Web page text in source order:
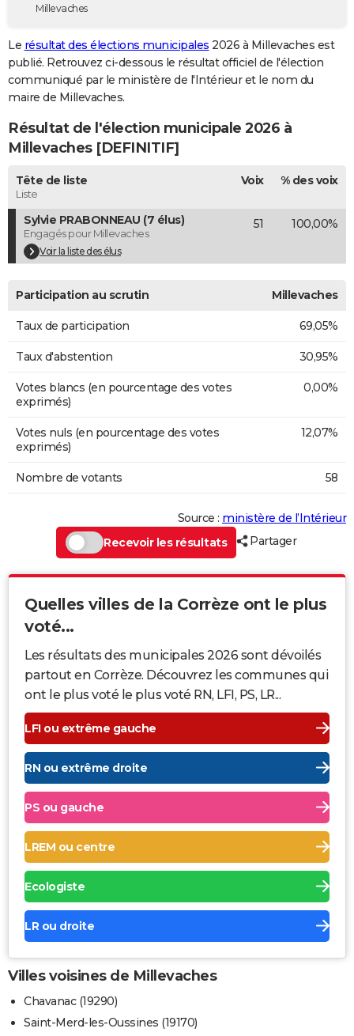
Destinations
City break
Voyage nature
Voyage de noces
Forum
GUIDES D'ACHAT
BONS PLANS
Carte de Noël
Carte Bonne année
Carte Saint-Valentin
Carte Pâques
Carte d'anniversaire
DICTIONNAIRE
Dictionnaire
Biographies
Citations
Expressions
Proverbes
PROGRAMME TV
COPAINS D'AVANT
S'inscrire
Se connecter
Lycées
Collèges
Primaires
Universités
Entreprises
Service militaire
Avis de recherche
AVIS DE DÉCÈS
Bricolage
Television
Millevaches
Le résultat des élections municipales 2026 à Millevaches est
publié. Retrouvez ci-dessous le résultat officiel de l'élection
communiqué par le ministère de l'Intérieur et le nom du
maire de Millevaches.
Résultat de l'élection municipale 2026 à
Millevaches [DEFINITIF]
Tête de liste
Liste
Voix % des voix
Sylvie PRABONNEAU (7 élus)
Engagés pour Millevaches
Voir la liste des élus
51 100,00%
Participation au scrutin Millevaches
Taux de participation 69,05%
Taux d'abstention 30,95%
Votes blancs (en pourcentage des votes
exprimés)
0,00%
Votes nuls (en pourcentage des votes
exprimés)
12,07%
Nombre de votants 58
Source : ministère de l’Intérieur
Recevoir les résultats
Partager
Quelles villes de la Corrèze ont le plus
voté...
Les résultats des municipales 2026 sont dévoilés
partout en Corrèze. Découvrez les communes qui
ont le plus voté le plus voté RN, LFI, PS, LR...
LFI ou extrême gauche
RN ou extrême droite
PS ou gauche
LREM ou centre
Ecologiste
LR ou droite
Villes voisines de Millevaches
Chavanac (19290)
Saint-Merd-les-Oussines (19170)